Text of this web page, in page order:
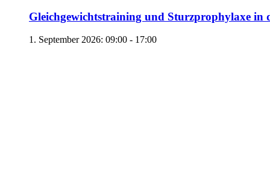
Gleichgewichtstraining und Sturzprophylaxe in
1. September 2026: 09:00 - 17:00